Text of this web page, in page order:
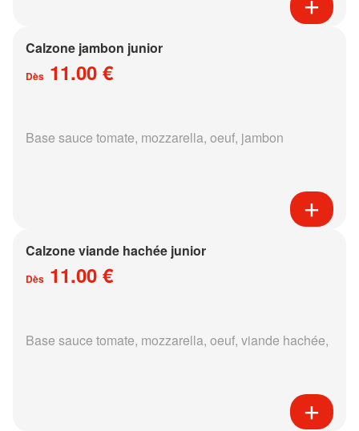
Calzone jambon junior
Dès 11.00 €
Base sauce tomate, mozzarella, oeuf, jambon
Calzone viande hachée junior
Dès 11.00 €
Base sauce tomate, mozzarella, oeuf, viande hachée,